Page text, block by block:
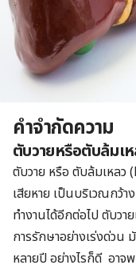
คำจำกัดความ
ตับวายหรือตับล้มเห
ตับวาย หรือ ตับล้มเหลว
เสียหาย เป็นบริเวณกว้า
ทำงานได้อีกต่อไป ตับวา
การรักษาอย่างเร่งด่วน
หลายปี อย่างไรก็ดี อาจ